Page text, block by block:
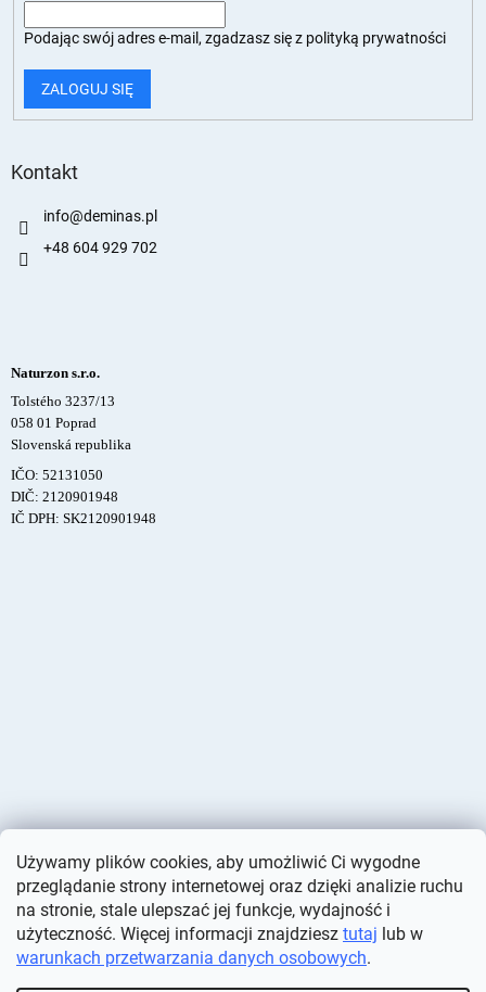
Używamy plików cookies, aby umożliwić Ci wygodne
przeglądanie strony internetowej oraz dzięki analizie ruchu
na stronie, stale ulepszać jej funkcje, wydajność i
użyteczność. Więcej informacji znajdziesz tutaj lub w
warunkach przetwarzania danych osobowych.
Podając swój adres e-mail, zgadzasz się z polityką prywatności
ZALOGUJ SIĘ
Kontakt
info@deminas.pl
+48 604 929 702
Naturzon s.r.o.
Tolstého 3237/13
058 01 Poprad
Slovenská republika
IČO: 52131050
DIČ: 2120901948
IČ DPH: SK2120901948